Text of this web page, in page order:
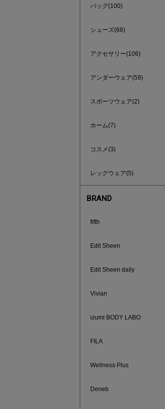
バッグ(100)
シューズ(68)
アクセサリー(106)
アンダーウェア(59)
スポーツウェア(2)
ホーム(7)
コスメ(3)
レッグウェア(5)
BRAND
fifth
Edit Sheen
Edit Sheen daily
Vivian
izumi BODY LABO
FILA
Wellness Plus
Deneb